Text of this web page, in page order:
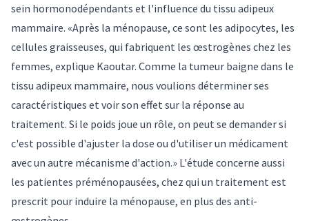
sein hormonodépendants et l'influence du tissu adipeux
mammaire. «Après la ménopause, ce sont les adipocytes, les
cellules graisseuses, qui fabriquent les œstrogènes chez les
femmes, explique Kaoutar. Comme la tumeur baigne dans le
tissu adipeux mammaire, nous voulions déterminer ses
caractéristiques et voir son effet sur la réponse au
traitement. Si le poids joue un rôle, on peut se demander si
c'est possible d'ajuster la dose ou d'utiliser un médicament
avec un autre mécanisme d'action.» L'étude concerne aussi
les patientes préménopausées, chez qui un traitement est
prescrit pour induire la ménopause, en plus des anti-